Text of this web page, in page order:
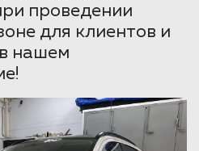
проведении
для клиентов и
нашем